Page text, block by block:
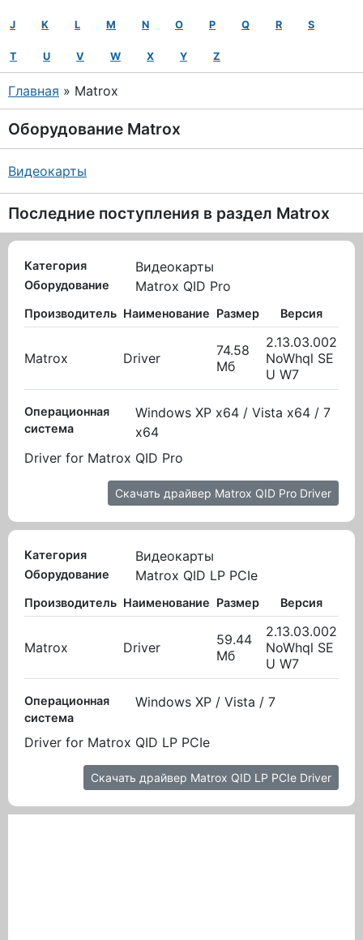
J K L M N O P Q R S
T U V W X Y Z
Главная » Matrox
Оборудование Matrox
Видеокарты
Последние поступления в раздел Matrox
Категория Видеокарты
Оборудование Matrox QID Pro
Производитель Наименование Размер Версия
Matrox Driver
74.58
Мб
2.13.03.002
NoWhql SE
U W7
Операционная
система
Windows XP x64 / Vista x64 / 7
x64
Driver for Matrox QID Pro
Скачать драйвер Matrox QID Pro Driver
Категория Видеокарты
Оборудование Matrox QID LP PCIe
Производитель Наименование Размер Версия
Matrox Driver
59.44
Мб
2.13.03.002
NoWhql SE
U W7
Операционная
система
Windows XP / Vista / 7
Driver for Matrox QID LP PCIe
Скачать драйвер Matrox QID LP PCIe Driver